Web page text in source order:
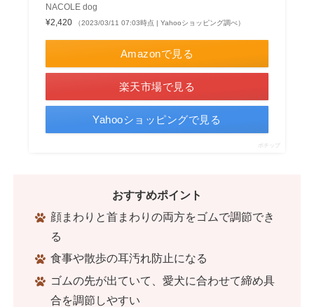
NACOLE dog
¥2,420
（2023/03/11 07:03時点 | Yahooショッピング調べ）
Amazonで見る
楽天市場で見る
Yahooショッピングで見る
ポチップ
おすすめポイント
顔まわりと首まわりの両方をゴムで調節でき
る
食事や散歩の耳汚れ防止になる
ゴムの先が出ていて、愛犬に合わせて締め具
合を調節しやすい